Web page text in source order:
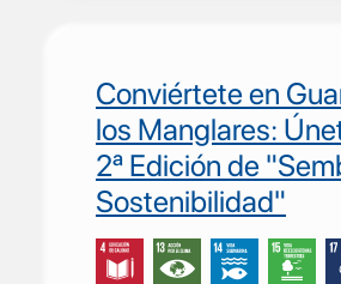
Conviértete en
los Manglares:
2ª Edición de
Sostenibilidad"